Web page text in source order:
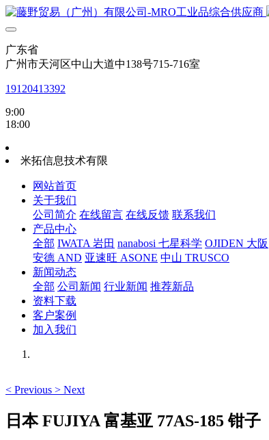
广东省
广州市天河区中山大道中138号715-716室
19120413392
9:00
18:00
米拓信息技术有限
网站首页
关于我们
公司简介 在线留言 在线反馈 联系我们
产品中心
全部 IWATA 岩田 nanabosi 七星科学 OJIDEN 大阪
安德 AND 亚速旺 ASONE 中山 TRUSCO
新闻动态
全部 公司新闻 行业新闻 推荐新品
资料下载
客户案例
加入我们
< Previous > Next
日本 FUJIYA 富基亚 77AS-185 钳子